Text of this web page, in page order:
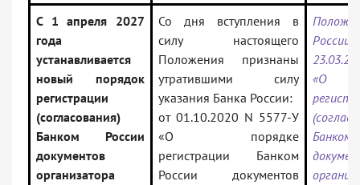
С 1 апреля 2027
года
устанавливается
новый порядок
регистрации
(согласования)
Банком России
документов
организатора
Со дня вступления в
силу настоящего
Положения признаны
утратившими силу
указания Банка России:
от 01.10.2020 N 5577-У
«О порядке
регистрации Банком
России документов
«О